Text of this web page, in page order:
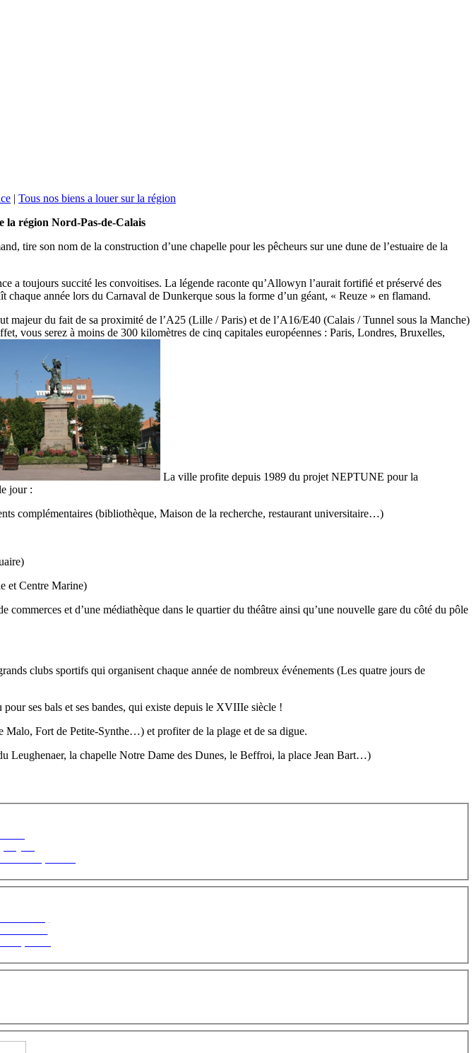
| Tous nos biens a louer sur la région
la région Nord-Pas-de-Calais
tire son nom de la construction d’une chapelle pour les pêcheurs sur une dune de l’estuaire de la
a toujours succité les convoitises. La légende raconte qu’Allowyn l’aurait fortifié et préservé des
chaque année lors du Carnaval de Dunkerque sous la forme d’un géant, « Reuze » en flamand.
majeur du fait de sa proximité de l’A25 (Lille / Paris) et de l’A16/E40 (Calais / Tunnel sous la Manche)
vous serez à moins de 300 kilomètres de cinq capitales européennes : Paris, Londres, Bruxelles,
La ville profite depuis 1989 du projet NEPTUNE pour la
jour :
complémentaires (bibliothèque, Maison de la recherche, restaurant universitaire…)
et Centre Marine)
commerces et d’une médiathèque dans le quartier du théâtre ainsi qu’une nouvelle gare du côté du pôle
clubs sportifs qui organisent chaque année de nombreux événements (Les quatre jours de
ses bals et ses bandes, qui existe depuis le XVIIIe siècle !
Malo, Fort de Petite-Synthe…) et profiter de la plage et de sa digue.
Leughenaer, la chapelle Notre Dame des Dunes, le Beffroi, la place Jean Bart…)